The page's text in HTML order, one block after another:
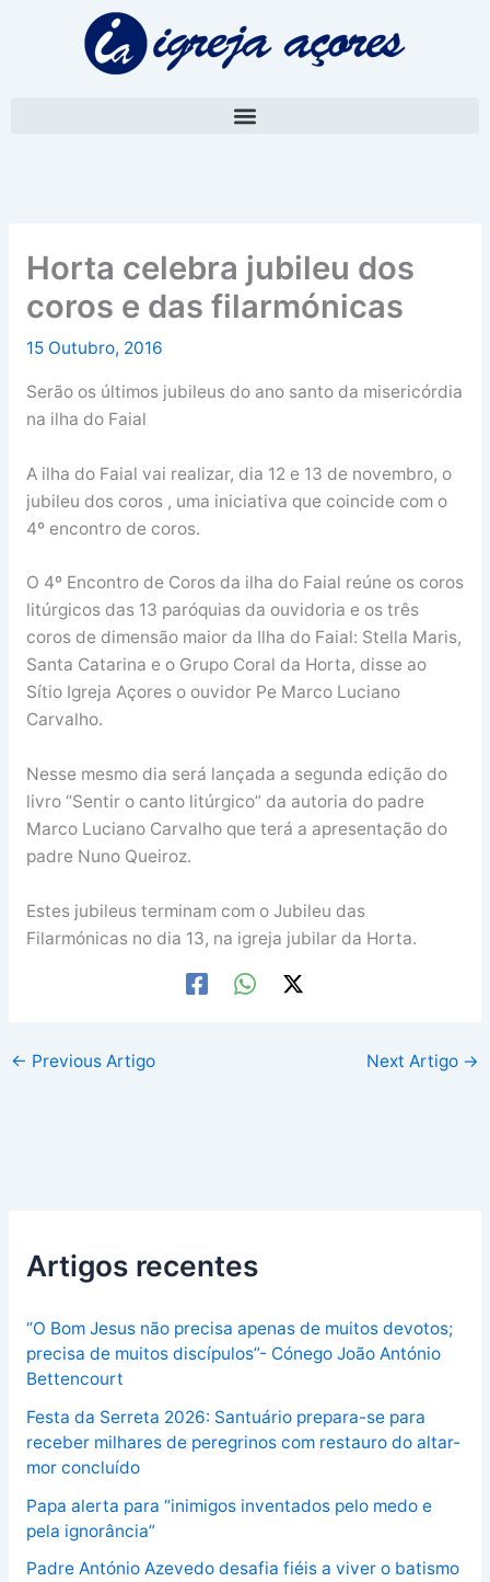
Horta celebra jubileu dos
coros e das filarmónicas
15 Outubro, 2016
Serão os últimos jubileus do ano santo da misericórdia
na ilha do Faial
A ilha do Faial vai realizar, dia 12 e 13 de novembro, o
jubileu dos coros , uma iniciativa que coincide com o
4º encontro de coros.
O 4º Encontro de Coros da ilha do Faial reúne os coros
litúrgicos das 13 paróquias da ouvidoria e os três
coros de dimensão maior da Ilha do Faial: Stella Maris,
Santa Catarina e o Grupo Coral da Horta, disse ao
Sítio Igreja Açores o ouvidor Pe Marco Luciano
Carvalho.
Nesse mesmo dia será lançada a segunda edição do
livro “Sentir o canto litúrgico” da autoria do padre
Marco Luciano Carvalho que terá a apresentação do
padre Nuno Queiroz.
Estes jubileus terminam com o Jubileu das
Filarmónicas no dia 13, na igreja jubilar da Horta.
← Previous Artigo Next Artigo →
Artigos recentes
“O Bom Jesus não precisa apenas de muitos devotos;
precisa de muitos discípulos”- Cónego João António
Bettencourt
Festa da Serreta 2026: Santuário prepara-se para
receber milhares de peregrinos com restauro do altar-
mor concluído
Papa alerta para “inimigos inventados pelo medo e
pela ignorância”
Padre António Azevedo desafia fiéis a viver o batismo